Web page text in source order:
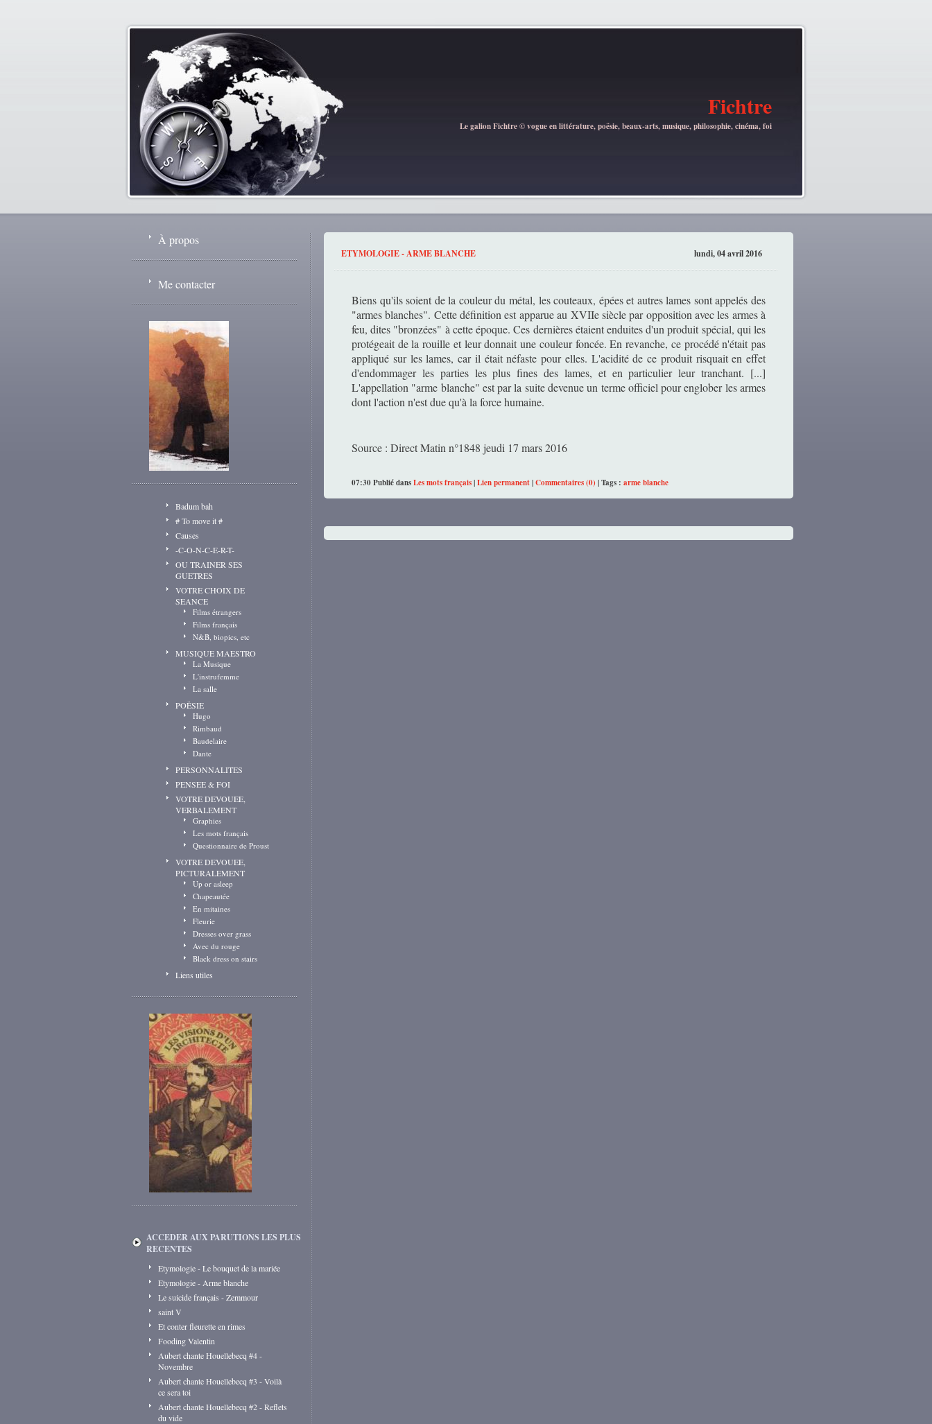
Fichtre
Le galion Fichtre © vogue en littérature, poësie, beaux-arts, musique, philosophie, cinéma, foi
À propos
Me contacter
Badum bah
# To move it #
Causes
-C-O-N-C-E-R-T-
OU TRAINER SES
GUETRES
VOTRE CHOIX DE
SEANCE
Films étrangers
Films français
N&B, biopics, etc
MUSIQUE MAESTRO
La Musique
L'instrufemme
La salle
POËSIE
Hugo
Rimbaud
Baudelaire
Dante
PERSONNALITES
PENSEE & FOI
VOTRE DEVOUEE,
VERBALEMENT
Graphies
Les mots français
Questionnaire de Proust
VOTRE DEVOUEE,
PICTURALEMENT
Up or asleep
Chapeautée
En mitaines
Fleurie
Dresses over grass
Avec du rouge
Black dress on stairs
Liens utiles
ACCEDER AUX PARUTIONS LES PLUS
RECENTES
Etymologie - Le bouquet de la mariée
Etymologie - Arme blanche
Le suicide français - Zemmour
saint V
Et conter fleurette en rimes
Fooding Valentin
Aubert chante Houellebecq #4 -
Novembre
Aubert chante Houellebecq #3 - Voilà
ce sera toi
Aubert chante Houellebecq #2 - Reflets
du vide
lundi, 04 avril 2016
ETYMOLOGIE - ARME BLANCHE
Biens qu'ils soient de la couleur du métal, les couteaux, épées et autres lames sont appelés des
"armes blanches". Cette définition est apparue au XVIIe siècle par opposition avec les armes à
feu, dites "bronzées" à cette époque. Ces dernières étaient enduites d'un produit spécial, qui les
protégeait de la rouille et leur donnait une couleur foncée. En revanche, ce procédé n'était pas
appliqué sur les lames, car il était néfaste pour elles. L'acidité de ce produit risquait en effet
d'endommager les parties les plus fines des lames, et en particulier leur tranchant. [...]
L'appellation "arme blanche" est par la suite devenue un terme officiel pour englober les armes
dont l'action n'est due qu'à la force humaine.
Source : Direct Matin n°1848 jeudi 17 mars 2016
07:30 Publié dansLes mots français|Lien permanent|Commentaires (0) | Tags : arme blanche